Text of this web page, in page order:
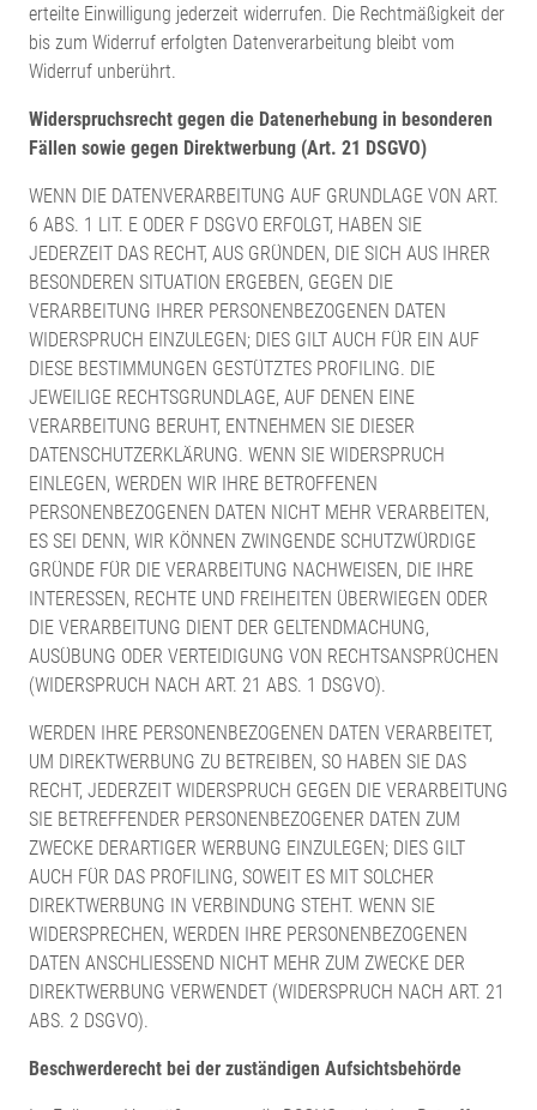
erteilte Einwilligung jederzeit widerrufen. Die Rechtmäßigkeit der
bis zum Widerruf erfolgten Datenverarbeitung bleibt vom
Widerruf unberührt.
Widerspruchsrecht gegen die Datenerhebung in besonderen
Fällen sowie gegen Direktwerbung (Art. 21 DSGVO)
WENN DIE DATENVERARBEITUNG AUF GRUNDLAGE VON ART.
6 ABS. 1 LIT. E ODER F DSGVO ERFOLGT, HABEN SIE
JEDERZEIT DAS RECHT, AUS GRÜNDEN, DIE SICH AUS IHRER
BESONDEREN SITUATION ERGEBEN, GEGEN DIE
VERARBEITUNG IHRER PERSONENBEZOGENEN DATEN
WIDERSPRUCH EINZULEGEN; DIES GILT AUCH FÜR EIN AUF
DIESE BESTIMMUNGEN GESTÜTZTES PROFILING. DIE
JEWEILIGE RECHTSGRUNDLAGE, AUF DENEN EINE
VERARBEITUNG BERUHT, ENTNEHMEN SIE DIESER
DATENSCHUTZERKLÄRUNG. WENN SIE WIDERSPRUCH
EINLEGEN, WERDEN WIR IHRE BETROFFENEN
PERSONENBEZOGENEN DATEN NICHT MEHR VERARBEITEN,
ES SEI DENN, WIR KÖNNEN ZWINGENDE SCHUTZWÜRDIGE
GRÜNDE FÜR DIE VERARBEITUNG NACHWEISEN, DIE IHRE
INTERESSEN, RECHTE UND FREIHEITEN ÜBERWIEGEN ODER
DIE VERARBEITUNG DIENT DER GELTENDMACHUNG,
AUSÜBUNG ODER VERTEIDIGUNG VON RECHTSANSPRÜCHEN
(WIDERSPRUCH NACH ART. 21 ABS. 1 DSGVO).
WERDEN IHRE PERSONENBEZOGENEN DATEN VERARBEITET,
UM DIREKTWERBUNG ZU BETREIBEN, SO HABEN SIE DAS
RECHT, JEDERZEIT WIDERSPRUCH GEGEN DIE VERARBEITUNG
SIE BETREFFENDER PERSONENBEZOGENER DATEN ZUM
ZWECKE DERARTIGER WERBUNG EINZULEGEN; DIES GILT
AUCH FÜR DAS PROFILING, SOWEIT ES MIT SOLCHER
DIREKTWERBUNG IN VERBINDUNG STEHT. WENN SIE
WIDERSPRECHEN, WERDEN IHRE PERSONENBEZOGENEN
DATEN ANSCHLIESSEND NICHT MEHR ZUM ZWECKE DER
DIREKTWERBUNG VERWENDET (WIDERSPRUCH NACH ART. 21
ABS. 2 DSGVO).
Beschwerde­recht bei der zuständigen Aufsichts­behörde